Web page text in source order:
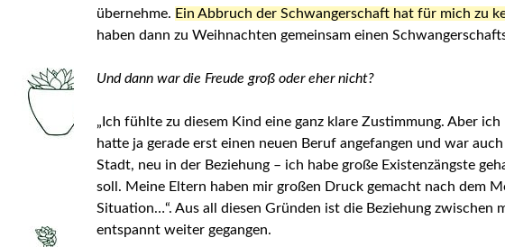
übernehme. Ein Abbruch der Schwangerschaft hat für mich zu
haben dann zu Weihnachten gemeinsam einen
Und dann war die Freude groß oder eher nicht?
„Ich fühlte zu diesem Kind eine ganz klare Zustimmung. Aber
hatte ja gerade erst einen neuen Beruf angefangen und war
Stadt, neu in der Beziehung – ich habe große Existenzängste
soll. Meine Eltern haben mir großen Druck gemacht nach dem
Situation…“. Aus all diesen Gründen ist die Beziehung zwischen
entspannt weiter gegangen.